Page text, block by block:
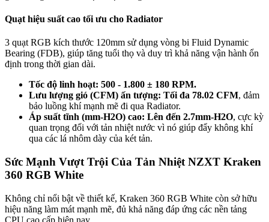
Quạt hiệu suất cao tối ưu cho Radiator
3 quạt RGB kích thước 120mm sử dụng vòng bi Fluid Dynamic
Bearing (FDB), giúp tăng tuổi thọ và duy trì khả năng vận hành ổn
định trong thời gian dài.
Tốc độ linh hoạt: 500 - 1.800 ± 180 RPM.
Lưu lượng gió (CFM) ấn tượng: Tối đa 78.02 CFM, đảm
bảo luồng khí mạnh mẽ đi qua Radiator.
Áp suất tĩnh (mm-H2O) cao: Lên đến 2.7mm-H2O, cực kỳ
quan trọng đối với tản nhiệt nước vì nó giúp đẩy không khí
qua các lá nhôm dày của két tản.
Sức Mạnh Vượt Trội Của Tản Nhiệt NZXT Kraken
360 RGB White
Không chỉ nổi bật về thiết kế, Kraken 360 RGB White còn sở hữu
hiệu năng làm mát mạnh mẽ, đủ khả năng đáp ứng các nền tảng
CPU cao cấp hiện nay.